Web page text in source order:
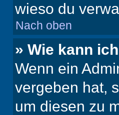
wieso du
Nach oben
» Wie kann
Wenn ein
vergeben hat,
um diesen zu